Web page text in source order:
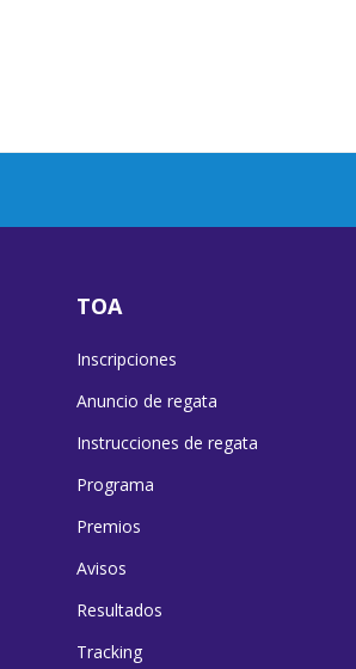
TOA
Inscripciones
Anuncio de regata
Instrucciones de regata
Programa
Premios
Avisos
Resultados
Tracking